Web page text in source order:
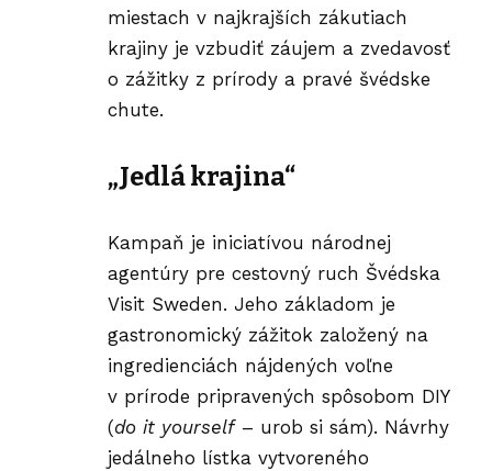
miestach v najkrajších zákutiach
krajiny je vzbudiť záujem a zvedavosť
o zážitky z prírody a pravé švédske
chute.
„Jedlá krajina“
Kampaň je iniciatívou národnej
agentúry pre cestovný ruch Švédska
Visit Sweden. Jeho základom je
gastronomický zážitok založený na
ingredienciách nájdených voľne
v prírode pripravených spôsobom DIY
(do it yourself– urob si sám). Návrhy
jedálneho lístka vytvoreného